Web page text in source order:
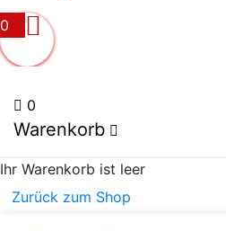
0
0
Warenkorb
Ihr Warenkorb ist leer
Zurück zum Shop